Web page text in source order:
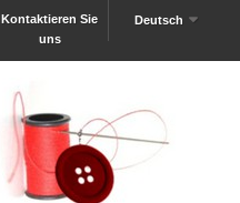
Deutsch
Kontaktieren Sie
uns